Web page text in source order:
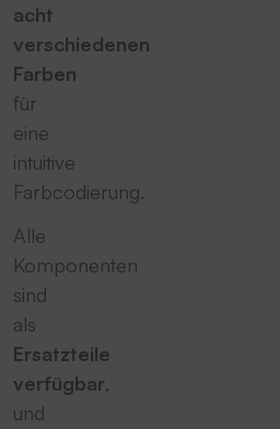
acht
verschiedenen
Farben
für
eine
intuitive
Farbcodierung.
Alle
Komponenten
sind
als
Ersatzteile
verfügbar,
und